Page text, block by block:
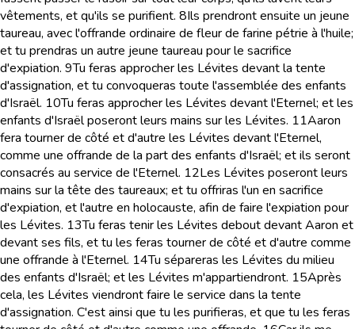
vêtements, et qu'ils se purifient. 8Ils prendront ensuite un jeune
taureau, avec l'offrande ordinaire de fleur de farine pétrie à l'huile;
et tu prendras un autre jeune taureau pour le sacrifice
d'expiation. 9Tu feras approcher les Lévites devant la tente
d'assignation, et tu convoqueras toute l'assemblée des enfants
d'Israël. 10Tu feras approcher les Lévites devant l'Eternel; et les
enfants d'Israël poseront leurs mains sur les Lévites. 11Aaron
fera tourner de côté et d'autre les Lévites devant l'Eternel,
comme une offrande de la part des enfants d'Israël; et ils seront
consacrés au service de l'Eternel. 12Les Lévites poseront leurs
mains sur la tête des taureaux; et tu offriras l'un en sacrifice
d'expiation, et l'autre en holocauste, afin de faire l'expiation pour
les Lévites. 13Tu feras tenir les Lévites debout devant Aaron et
devant ses fils, et tu les feras tourner de côté et d'autre comme
une offrande à l'Eternel. 14Tu sépareras les Lévites du milieu
des enfants d'Israël; et les Lévites m'appartiendront. 15Après
cela, les Lévites viendront faire le service dans la tente
d'assignation. C'est ainsi que tu les purifieras, et que tu les feras